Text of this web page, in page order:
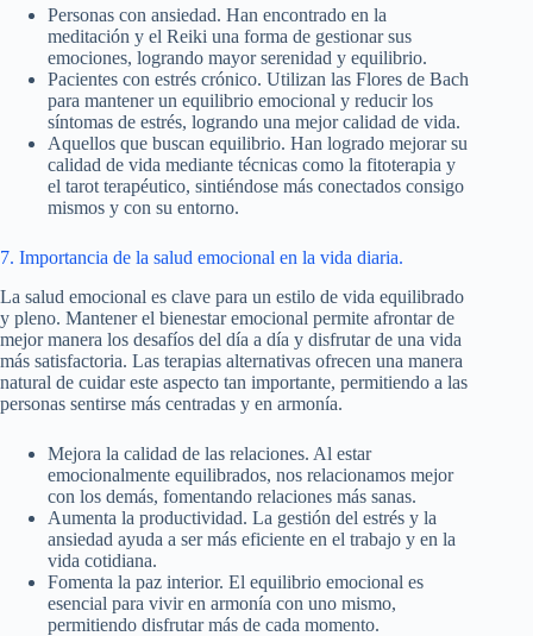
Personas con ansiedad. Han encontrado en la
meditación y el Reiki una forma de gestionar sus
emociones, logrando mayor serenidad y equilibrio.
Pacientes con estrés crónico. Utilizan las Flores de Bach
para mantener un equilibrio emocional y reducir los
síntomas de estrés, logrando una mejor calidad de vida.
Aquellos que buscan equilibrio. Han logrado mejorar su
calidad de vida mediante técnicas como la fitoterapia y
el tarot terapéutico, sintiéndose más conectados consigo
mismos y con su entorno.
7. Importancia de la salud emocional en la vida diaria.
La salud emocional es clave para un estilo de vida equilibrado
y pleno. Mantener el bienestar emocional permite afrontar de
mejor manera los desafíos del día a día y disfrutar de una vida
más satisfactoria. Las terapias alternativas ofrecen una manera
natural de cuidar este aspecto tan importante, permitiendo a las
personas sentirse más centradas y en armonía.
Mejora la calidad de las relaciones. Al estar
emocionalmente equilibrados, nos relacionamos mejor
con los demás, fomentando relaciones más sanas.
Aumenta la productividad. La gestión del estrés y la
ansiedad ayuda a ser más eficiente en el trabajo y en la
vida cotidiana.
Fomenta la paz interior. El equilibrio emocional es
esencial para vivir en armonía con uno mismo,
permitiendo disfrutar más de cada momento.